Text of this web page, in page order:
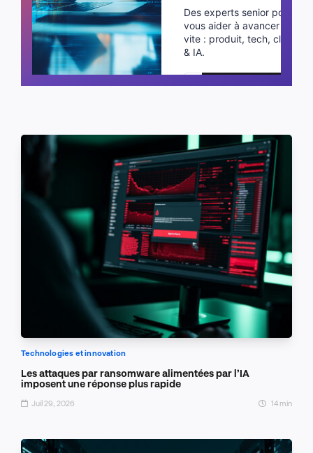
Des experts senior pour
vous aider à avancer plus
vite : produit, tech, cloud
& IA.
Planifier un appel
Technologies et innovation
Les attaques par ransomware alimentées par l’IA
imposent une réponse plus rapide
Juil 29, 2026 14 min